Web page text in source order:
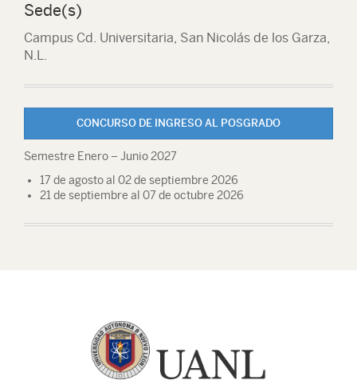
Sede(s)
Campus Cd. Universitaria, San Nicolás de los Garza,
N.L.
CONCURSO DE INGRESO AL POSGRADO
Semestre Enero – Junio 2027
17 de agosto al 02 de septiembre 2026
21 de septiembre al 07 de octubre 2026